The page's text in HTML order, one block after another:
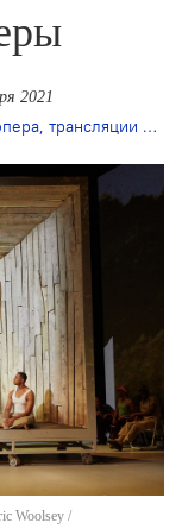
2021
, трансляции спектаклей
Woolsey /